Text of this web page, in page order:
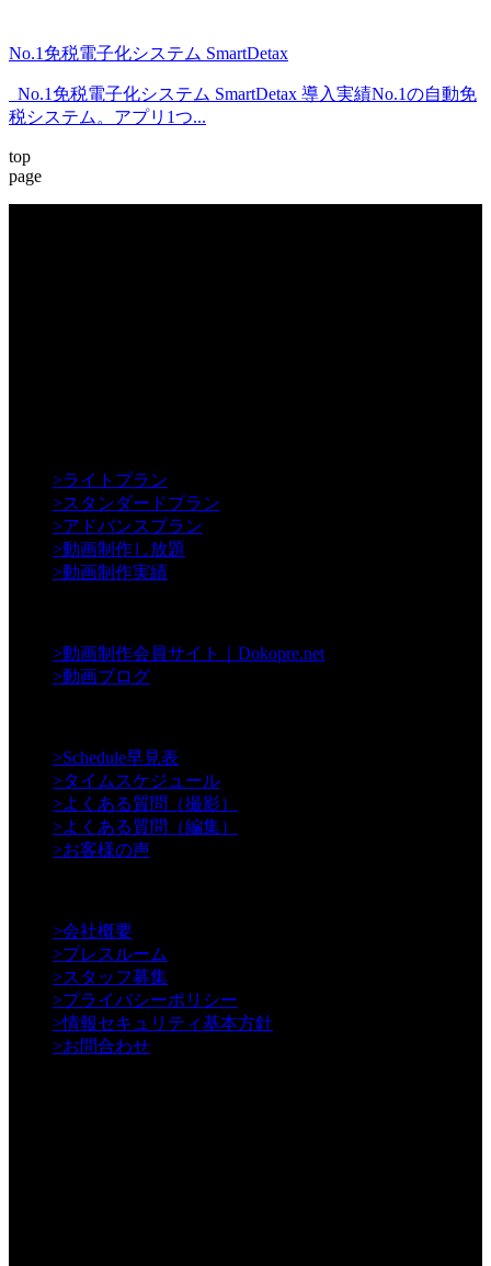
No.1免税電子化システム SmartDetax
No.1免税電子化システム SmartDetax 導入実績No.1の自動免
税システム。アプリ1つ...
top
page
>ライトプラン
>スタンダードプラン
>アドバンスプラン
>動画制作し放題
>動画制作実績
>動画制作会員サイト｜Dokopre.net
>動画ブログ
>Schedule早見表
>タイムスケジュール
>よくある質問（撮影）
>よくある質問（編集）
>お客様の声
>会社概要
>プレスルーム
>スタッフ募集
>プライバシーポリシー
>情報セキュリティ基本方針
>お問合わせ